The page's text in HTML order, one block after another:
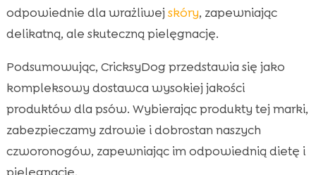
odpowiednie dla wrażliwej skóry, zapewniając
delikatną, ale skuteczną pielęgnację.
Podsumowując, CricksyDog przedstawia się jako
kompleksowy dostawca wysokiej jakości
produktów dla psów. Wybierając produkty tej marki,
zabezpieczamy zdrowie i dobrostan naszych
czworonogów, zapewniając im odpowiednią dietę i